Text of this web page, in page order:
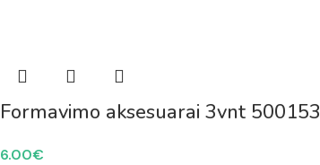
Formavimo aksesuarai 3vnt 500153
6.00€